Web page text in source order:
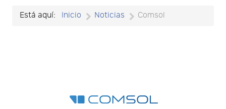
Está aquí: Inicio Noticias Comsol